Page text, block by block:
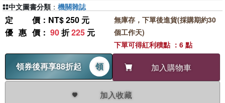
定價 ：NT$ 250 元
優惠價 ： 90折225 元
領券後再享88折起 領 加入購物車
加入收藏
無庫存，下單後進貨(採購期約30
個工作天)
下單可得紅利積點 ：6 點
中文圖書分類 ： 機關雜誌